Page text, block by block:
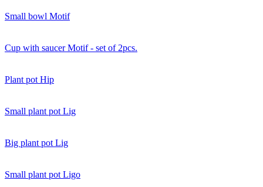
Small bowl Motif
Cup with saucer Motif - set of 2pcs.
Plant pot Hip
Small plant pot Lig
Big plant pot Lig
Small plant pot Ligo